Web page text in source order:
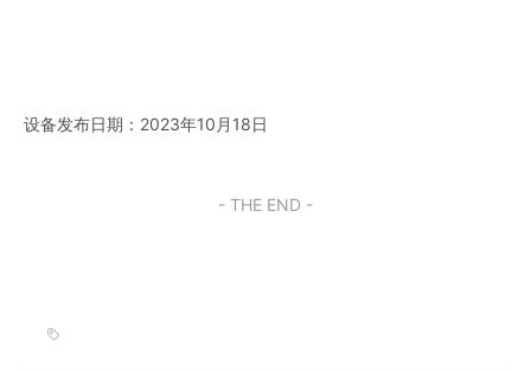
设备发布日期：2023年10月18日
- THE END -